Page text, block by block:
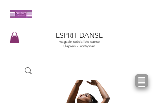
​ESPRIT DANSE
magasin spécialiste danse
Clapiers - Frontignan